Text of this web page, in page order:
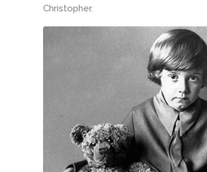
Christopher.